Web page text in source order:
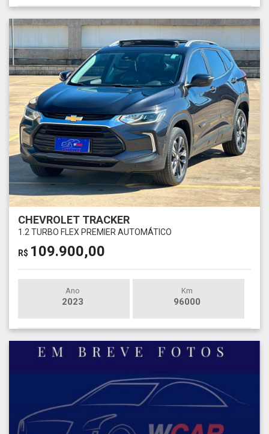
CHEVROLET TRACKER
1.2 TURBO FLEX PREMIER AUTOMÁTICO
R$ 109.900,00
Ano
2023
Km
96000